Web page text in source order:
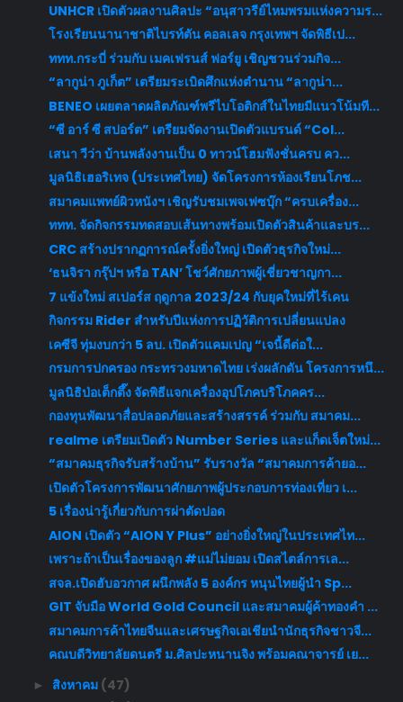
UNHCR เปิดตัวผลงานศิลปะ “อนุสาวรีย์ไหมพรมแห่งความร...
โรงเรียนนานาชาติไบรท์ตัน คอลเลจ กรุงเทพฯ จัดพิธีเป...
ททท.กระบี่ ร่วมกับ เมคเฟรนส์ ฟอร์ยู เชิญชวนร่วมกิจ...
“ลากูน่า ภูเก็ต” เตรียมระเบิดศึกแห่งตำนาน “ลากูน่า...
BENEO เผยตลาดผลิตภัณฑ์พรีไบโอติกส์ในไทยมีแนวโน้มที...
“ซี อาร์ ซี สปอร์ต” เตรียมจัดงานเปิดตัวแบรนด์ “Col...
เสนา วีว่า บ้านพลังงานเป็น 0 ทาวน์โฮมฟังชั่นครบ คว...
มูลนิธิเฮอริเทจ (ประเทศไทย) จัดโครงการห้องเรียนโภช...
สมาคมแพทย์ผิวหนังฯ เชิญรับชมเพจเฟซบุ๊ก “ครบเครื่อง...
ททท. จัดกิจกรรมทดสอบเส้นทางพร้อมเปิดตัวสินค้าและบร...
CRC สร้างปรากฏการณ์ครั้งยิ่งใหญ่ เปิดตัวธุรกิจใหม่...
‘ธนจิรา กรุ๊ปฯ หรือ TAN’ โชว์ศักยภาพผู้เชี่ยวชาญกา...
7 แข้งใหม่ สเปอร์ส ฤดูกาล 2023/24 กับยุคใหม่ที่ไร้เคน
กิจกรรม Rider สำหรับปีแห่งการปฏิวัติการเปลี่ยนแปลง
เคซีจี ทุ่มงบกว่า 5 ลบ. เปิดตัวแคมเปญ “เจนี้ดีต่อใ...
กรมการปกครอง กระทรวงมหาดไทย เร่งผลักดัน โครงการหนึ...
มูลนิธิป่อเต็กตึ๊ง จัดพิธีแจกเครื่องอุปโภคบริโภคคร...
กองทุนพัฒนาสื่อปลอดภัยและสร้างสรรค์ ร่วมกับ สมาคม...
realme เตรียมเปิดตัว Number Series และแก็ดเจ็ตใหม่...
“สมาคมธุรกิจรับสร้างบ้าน” รับรางวัล “สมาคมการค้ายอ...
เปิดตัวโครงการพัฒนาศักยภาพผู้ประกอบการท่องเที่ยว เ...
5 เรื่องน่ารู้เกี่ยวกับการผ่าตัดปอด
AION เปิดตัว “AION Y Plus” อย่างยิ่งใหญ่ในประเทศไท...
เพราะถ้าเป็นเรื่องของลูก #แม่ไม่ยอม เปิดสไตล์การเล...
สจล.เปิดฮับอวกาศ ผนึกพลัง 5 องค์กร หนุนไทยผู้นำ Sp...
GIT จับมือ World Gold Council และสมาคมผู้ค้าทองคำ ...
สมาคมการค้าไทยจีนและเศรษฐกิจเอเชียนำนักธุรกิจชาวจี...
คณบดีวิทยาลัยดนตรี ม.ศิลปะหนานจิง พร้อมคณาจารย์ เย...
► สิงหาคม (47)